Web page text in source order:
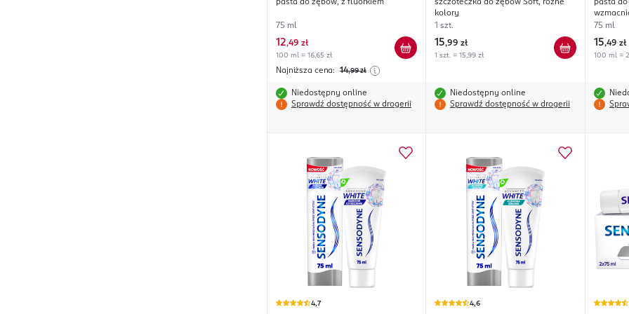
pasta do zębów, z fluorkiem
75 ml
12,49 zł
100 ml = 16,65 zł
Najniższa cena: 14,99 zł
Niedostępny online
Sprawdź dostępność w drogerii
szczoteczka do zębów Soft, różne
kolory
1 szt.
15,99 zł
1 szt. = 15,99 zł
Niedostępny online
Sprawdź dostępność w drogerii
pasta
75 ml
15,49 zł
100 ml =
4,7 4,6